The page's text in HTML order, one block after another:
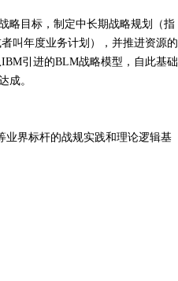
略目标，制定中长期战略规划（指
叫年度业务计划），并推进资源的
引进的BLM战略模型，自此基础
成。
业界标杆的战规实践和理论逻辑基